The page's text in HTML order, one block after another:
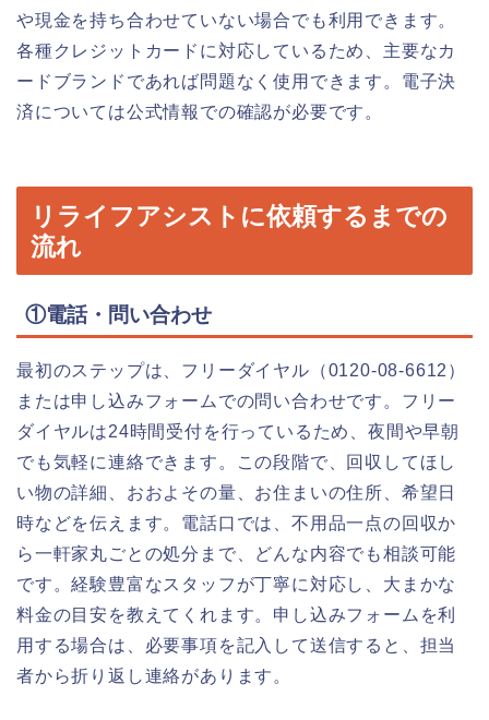
や現金を持ち合わせていない場合でも利用できます。
各種クレジットカードに対応しているため、主要なカ
ードブランドであれば問題なく使用できます。電子決
済については公式情報での確認が必要です。
リライフアシストに依頼するまでの
流れ
①電話・問い合わせ
最初のステップは、フリーダイヤル（0120-08-6612）
または申し込みフォームでの問い合わせです。フリー
ダイヤルは24時間受付を行っているため、夜間や早朝
でも気軽に連絡できます。この段階で、回収してほし
い物の詳細、おおよその量、お住まいの住所、希望日
時などを伝えます。電話口では、不用品一点の回収か
ら一軒家丸ごとの処分まで、どんな内容でも相談可能
です。経験豊富なスタッフが丁寧に対応し、大まかな
料金の目安を教えてくれます。申し込みフォームを利
用する場合は、必要事項を記入して送信すると、担当
者から折り返し連絡があります。